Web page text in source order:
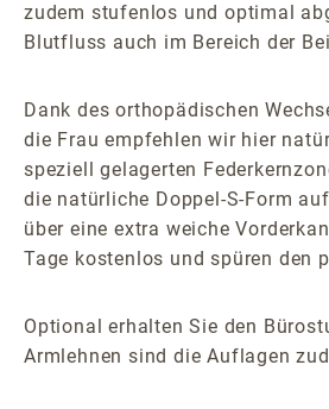
zudem stufenlos und optimal
Blutfluss auch im Bereich der
Dank des orthopädischen
die Frau empfehlen wir hier
speziell gelagerten
die natürliche Doppel-S-Form
über eine extra weiche
Tage kostenlos und spüren den
Optional erhalten Sie den
Armlehnen sind die Auflagen